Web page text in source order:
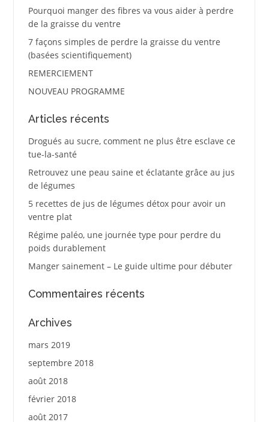
Pourquoi manger des fibres va vous aider à perdre
de la graisse du ventre
7 façons simples de perdre la graisse du ventre
(basées scientifiquement)
REMERCIEMENT
NOUVEAU PROGRAMME
Articles récents
Drogués au sucre, comment ne plus être esclave ce
tue-la-santé
Retrouvez une peau saine et éclatante grâce au jus
de légumes
5 recettes de jus de légumes détox pour avoir un
ventre plat
Régime paléo, une journée type pour perdre du
poids durablement
Manger sainement – Le guide ultime pour débuter
Commentaires récents
Archives
mars 2019
septembre 2018
août 2018
février 2018
août 2017